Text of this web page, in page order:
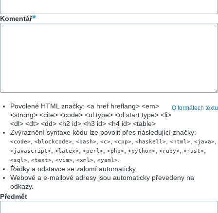
Komentář
O formátech textu
Povolené HTML značky: <a href hreflang> <em>
<strong> <cite> <code> <ul type> <ol start type> <li>
<dl> <dt> <dd> <h2 id> <h3 id> <h4 id> <table>
Zvýraznění syntaxe kódu lze povolit přes následující značky:
<code> <blockcode> <bash> <c> <cpp> <haskell> <html> <java>
<javascript> <latex> <perl> <php> <python> <ruby> <rust>
<sql> <text> <vim> <xml> <yaml>
Řádky a odstavce se zalomí automaticky.
Webové a e-mailové adresy jsou automaticky převedeny na
odkazy.
Předmět